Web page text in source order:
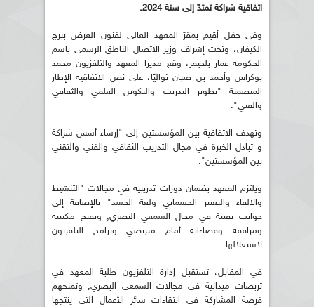
اتفاقية شراكة تمتدّ إلى سنة 2024.
وفي حفل أقيم بمقرّ المعهد العالي لفنون العرض ببرج
الكيفان، وتحت إشراف وزير الاتصال الناطق الرسمي باسم
الحكومة عمار بلحيمر، وقع مديرا المعهد والتلفزيون محمد
بوكراس وأحمد بن صبان تواليًا، على نص الاتفاقية الإطار
المتضمنة "تطوير التدريب والتكوين العلمي والثقافي
والفني".
وتهدف الاتفاقية بين المؤسستين إلى "إرساء أسس شراكة
و تبادل الخبرة في مجال التدريب الثقافي والفني والتقني
بين المؤسستين".
ويلتزم المعهد بضمان دورات تدريبية في مجالات "التنشيط
والالقاء والتعبير الجسماني ولغة الجسد" بالإضافة إلى
جوانب تقنية في مجال السمعي البصري, وبفتح مكتبته
ومرافقه وفضاءاته أمام متربصي وبرامج التلفزيون
لاستغلالها.
في المقابل، تستقبل إدارة التلفزيون طلبة المعهد في
تربصات ميدانية في مجالات السمعي البصري, وتمنحهم
فرصة المشاركة في انتقاءات سائر الأعمال التي ينتجها